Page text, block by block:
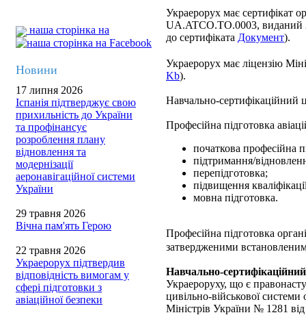
наша сторінка на
Новини
17 липня 2026
Іспанія підтверджує свою
прихильність до України
та профінансує
розроблення плану
відновлення та
модернізації
аеронавігаційної системи
України
29 травня 2026
Вічна пам'ять Герою
22 травня 2026
Украерорух підтвердив
відповідність вимогам у
сфері підготовки з
авіаційної безпеки
Украерорух має сертифікат
UA.ATCO.TO.0003, виданий
до сертифіката Документ).
Украерорух має ліцензію
Kb).
Навчально-сертифікаційний
Професійна підготовка
початкова професійна
підтримання/
перепідготовка;
підвищення
мовна підготовка.
Професійна підготовка
затвердженими
Навчально-
Украероруху, що є
цивільно-військової системи
Міністрів України № 1281